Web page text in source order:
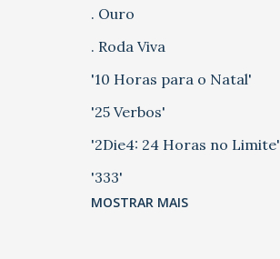
. Ouro
. Roda Viva
'10 Horas para o Natal'
'25 Verbos'
'2Die4: 24 Horas no Limite'
'333'
'5 Casas' 'Chão de Fábrica'
MOSTRAR MAIS